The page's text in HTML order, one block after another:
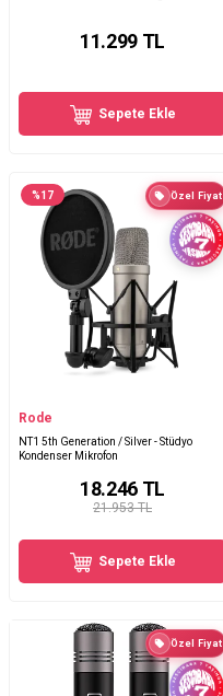
11.299TL
Sepete Ekle
%17 Özel Fiyat
Rode
NT1 5th Generation / Silver - Stüdyo
Kondenser Mikrofon
21.953 TL
18.246TL
Sepete Ekle
Özel Fiyat